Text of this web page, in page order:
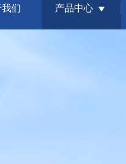
们 产品中心